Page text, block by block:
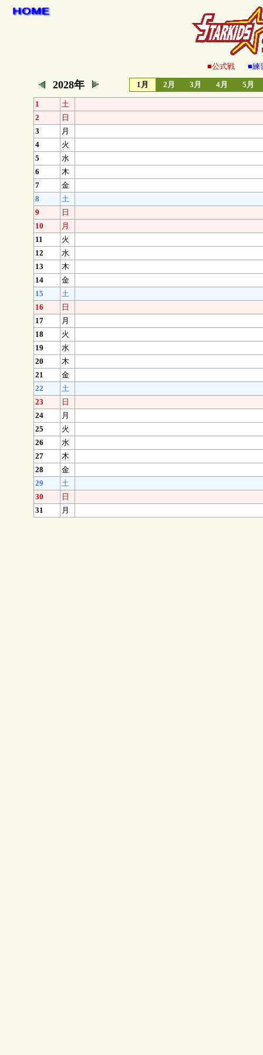
■公式戦 ■練
2028年 1月 2月 3月 4月 5月
1
土
2
日
3
月
4
火
5
水
6
木
7
金
8
土
9
日
10
月
11
火
12
水
13
木
14
金
15
土
16
日
17
月
18
火
19
水
20
木
21
金
22
土
23
日
24
月
25
火
26
水
27
木
28
金
29
土
30
日
31
月